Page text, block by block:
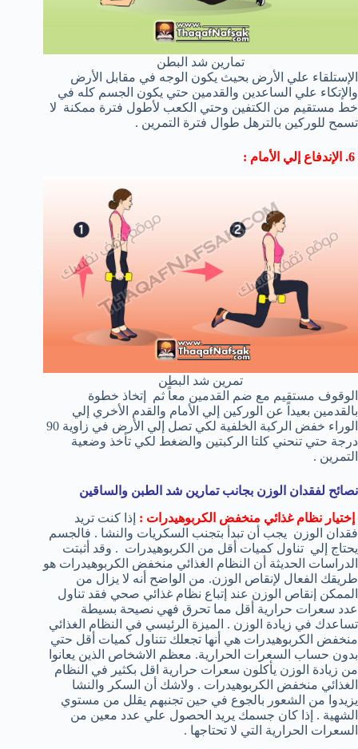
تمارين شد البطن
الإستلقاء علي الأرض بحيث يكون الوجه في مقابل الأرض
والإتكاء علي الساعدين والقدمين حتي يكون الجسم كله في
خط مستقيم من الكتفين وحتي الكعب لأطول فترة ممكنة لا
تسمح للوركين بالترهل طوال فترة التمرين .
تمرين شد البطن
الوقوف مستقيم مع ضم القدمين معاً ثم إتخاذ خطوة
بالقدمين بعيداً عن الوركين إلي الأمام والقدم الأخري إلي
الوراء خفض الركبة الخلفية لكي تصل إلي الأرض في زاوية 90
درجة حتي تنحني كلتا الركبتين والضغط لكي تأخذ وضعية
التمرين .
نصائح لفقدان الوزن بجانب تمارين شد الطبن والساقين
إختيار نظام غذائي منخفض الكربوهيدرات : إذا كنت تريد
فقدان الوزن يجب أن تبدأ بتجنب السكريات والنشا . فالجسم
يحتاج إلي تناول كميات أقل من الكربوهيدرات . وقد أثبتت
الدراسات الحديثة أن النظام الغذائي منخفض الكربوهيدرات هو
طريقك الفعال لإنقاص الوزن. من الواضح أنه لا يزال من
الممكن إنقاص الوزن عند إتباع نظام غذائي صحي فقد تناول
عدد سعرات حرارية أقل مما تحرق فهي نصيحة بسيطة
تساعدك في زيادة الوزن . الميزة الرئيسي في النظام الغذائي
منخفض الكربوهيدرات هي أنها تجعلك تتناول كميات أقل حتي
بدون حساب السعرات الحرارية. معظم الاشخاص الذين يعانوا
من زيادة الوزن يأكلون سعرات حرارية اقل بكثير في النظام
الغذائي منخفض الكربوهيدرات . ولاشك أن السكر والنشا
يزيدوا من الشعور بالجوع في حين تجنبهم يقلل من مستوي
الشهية . إذا كان جسمك يريد الحصول علي عدد معين من
السعرات الحرارية التي لا تحتاجها .